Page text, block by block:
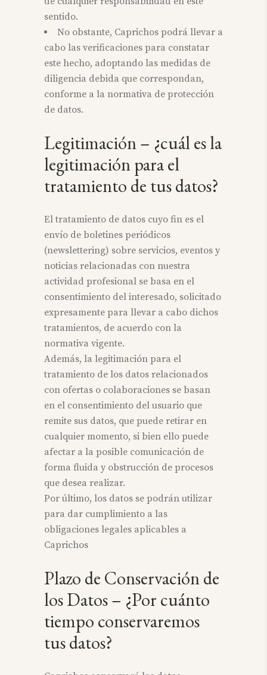
sentido.
No obstante, Caprichos podrá llevar a
cabo las verificaciones para constatar
este hecho, adoptando las medidas de
diligencia debida que correspondan,
conforme a la normativa de protección
de datos.
Legitimación – ¿cuál es la
legitimación para el
tratamiento de tus datos?
El tratamiento de datos cuyo fin es el
envío de boletines periódicos
(newslettering) sobre servicios, eventos y
noticias relacionadas con nuestra
actividad profesional se basa en el
consentimiento del interesado, solicitado
expresamente para llevar a cabo dichos
tratamientos, de acuerdo con la
normativa vigente.
Además, la legitimación para el
tratamiento de los datos relacionados
con ofertas o colaboraciones se basan
en el consentimiento del usuario que
remite sus datos, que puede retirar en
cualquier momento, si bien ello puede
afectar a la posible comunicación de
forma fluida y obstrucción de procesos
que desea realizar.
Por último, los datos se podrán utilizar
para dar cumplimiento a las
obligaciones legales aplicables a
Caprichos
Plazo de Conservación de
los Datos – ¿Por cuánto
tiempo conservaremos
tus datos?